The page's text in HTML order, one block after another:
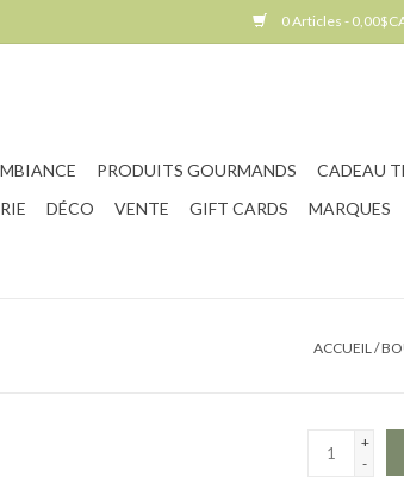
0 Articles -
PRODUITS GOURMANDS CADEAU
DÉCO VENTE GIFT CARDS MARQUES
ACCUEIL/
+
-